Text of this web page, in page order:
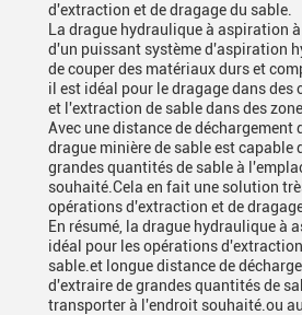
d'extraction et de dragage du sable.
La drague hydraulique à aspiration
d'un puissant système d'aspiration
de couper des matériaux durs et
il est idéal pour le dragage dans
et l'extraction de sable dans des
Avec une distance de déchargement
drague minière de sable est capable
grandes quantités de sable à
souhaité.Cela en fait une solution
opérations d'extraction et de
En résumé, la drague hydraulique à
idéal pour les opérations
sable.et longue distance de
d'extraire de grandes quantités de
transporter à l'endroit souhaité.ou